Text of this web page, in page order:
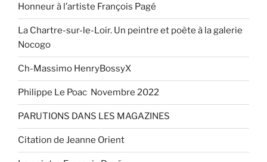
Honneur à l’artiste François Pagé
La Chartre-sur-le-Loir. Un peintre et poète à la galerie
Nocogo
Ch-Massimo HenryBossyX
Philippe Le Poac Novembre 2022
PARUTIONS DANS LES MAGAZINES
Citation de Jeanne Orient